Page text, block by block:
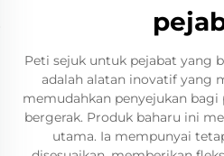
Peti sejuk untuk pejabat yang
adalah alatan inovatif yang
memudahkan penyejukan bagi
bergerak. Produk baharu ini
utama. Ia mempunyai